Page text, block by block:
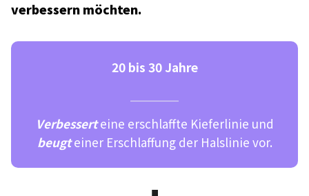
verbessern möchten.
20 bis 30 Jahre
Verbesserteine erschlaffte Kieferlinie und
beugteiner Erschlaffung der Halslinie vor.